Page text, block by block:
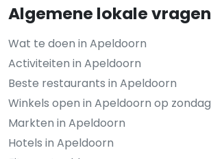
Algemene lokale vragen
Wat te doen in Apeldoorn
Activiteiten in Apeldoorn
Beste restaurants in Apeldoorn
Winkels open in Apeldoorn op zondag
Markten in Apeldoorn
Hotels in Apeldoorn